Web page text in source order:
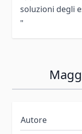
soluzioni degli
"
Autore